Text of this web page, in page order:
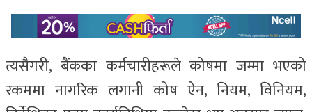
त्यसैगरी, बैंकका कर्मचारीहरूले कोषमा जम्मा भएको
रकममा नागरिक लगानी कोष ऐन, नियम, विनियम,